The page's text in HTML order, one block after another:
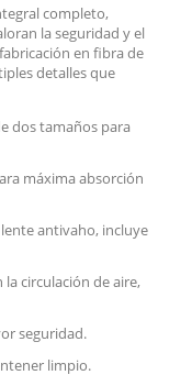
completo,
la seguridad y el
en fibra de
detalles que
dos tamaños para
máxima absorción
antivaho, incluye
circulación de aire,
seguridad.
limpio.